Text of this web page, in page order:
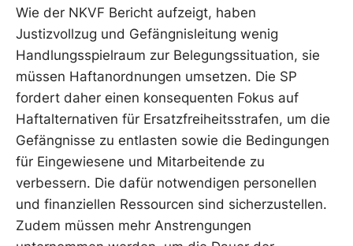
Wie der NKVF Bericht aufzeigt, haben
Justizvollzug und Gefängnisleitung wenig
Handlungsspielraum zur Belegungssituation, sie
müssen Haftanordnungen umsetzen. Die SP
fordert daher einen konsequenten Fokus auf
Haftalternativen für Ersatzfreiheitsstrafen, um die
Gefängnisse zu entlasten sowie die Bedingungen
für Eingewiesene und Mitarbeitende zu
verbessern. Die dafür notwendigen personellen
und finanziellen Ressourcen sind sicherzustellen.
Zudem müssen mehr Anstrengungen